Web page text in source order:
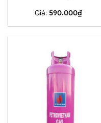
Giá: 590.000₫